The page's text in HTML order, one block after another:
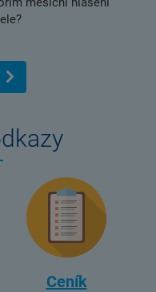
Ceník